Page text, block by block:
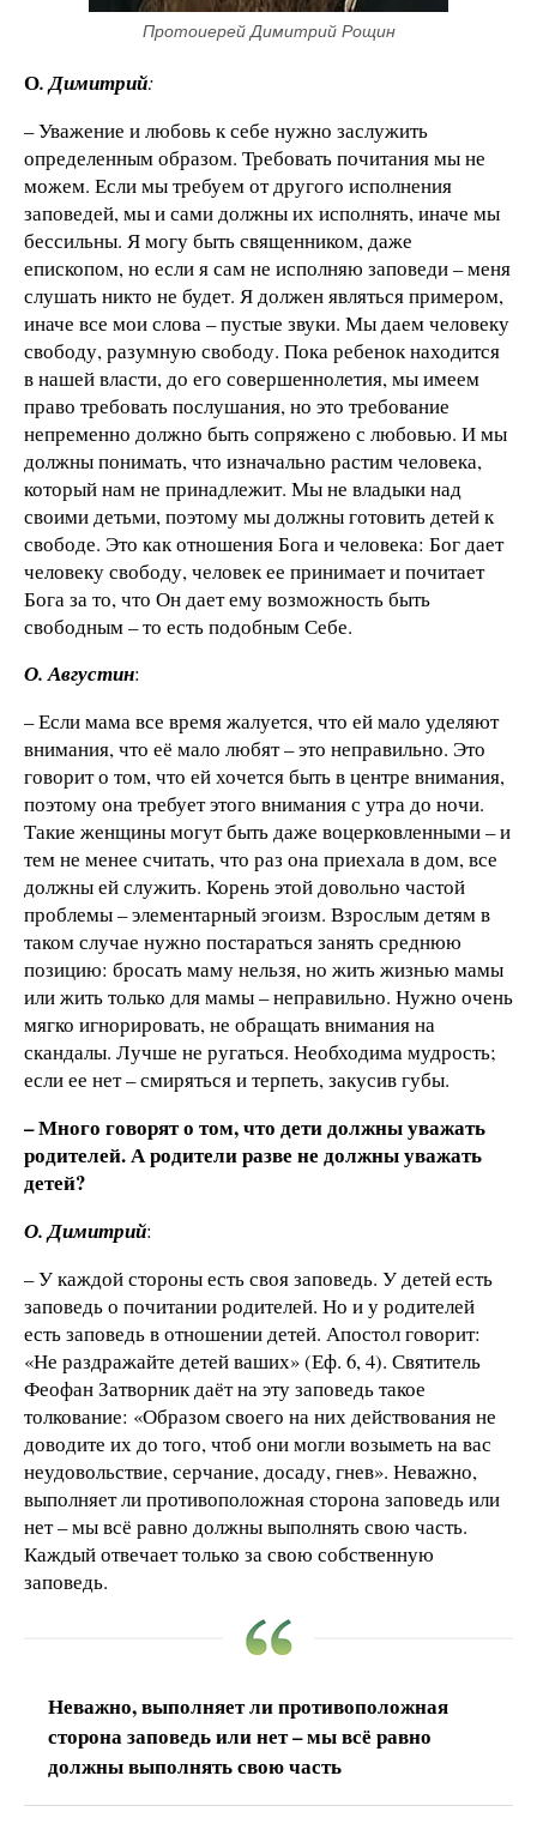
Протоиерей Димитрий Рощин
О. Димитрий:
– Уважение и любовь к себе нужно заслужить
определенным образом. Требовать почитания мы не
можем. Если мы требуем от другого исполнения
заповедей, мы и сами должны их исполнять, иначе мы
бессильны. Я могу быть священником, даже
епископом, но если я сам не исполняю заповеди – меня
слушать никто не будет. Я должен являться примером,
иначе все мои слова – пустые звуки. Мы даем человеку
свободу, разумную свободу. Пока ребенок находится
в нашей власти, до его совершеннолетия, мы имеем
право требовать послушания, но это требование
непременно должно быть сопряжено с любовью. И мы
должны понимать, что изначально растим человека,
который нам не принадлежит. Мы не владыки над
своими детьми, поэтому мы должны готовить детей к
свободе. Это как отношения Бога и человека: Бог дает
человеку свободу, человек ее принимает и почитает
Бога за то, что Он дает ему возможность быть
свободным – то есть подобным Себе.
О. Августин:
– Если мама все время жалуется, что ей мало уделяют
внимания, что её мало любят – это неправильно. Это
говорит о том, что ей хочется быть в центре внимания,
поэтому она требует этого внимания с утра до ночи.
Такие женщины могут быть даже воцерковленными – и
тем не менее считать, что раз она приехала в дом, все
должны ей служить. Корень этой довольно частой
проблемы – элементарный эгоизм. Взрослым детям в
таком случае нужно постараться занять среднюю
позицию: бросать маму нельзя, но жить жизнью мамы
или жить только для мамы – неправильно. Нужно очень
мягко игнорировать, не обращать внимания на
скандалы. Лучше не ругаться. Необходима мудрость;
если ее нет – смиряться и терпеть, закусив губы.
–Много говорят о том, что дети должны уважать
родителей. А родители разве не должны уважать
детей?
О. Димитрий:
– У каждой стороны есть своя заповедь. У детей есть
заповедь о почитании родителей. Но и у родителей
есть заповедь в отношении детей. Апостол говорит:
«Не раздражайте детей ваших» (Еф. 6, 4). Святитель
Феофан Затворник даёт на эту заповедь такое
толкование: «Образом своего на них действования не
доводите их до того, чтоб они могли возыметь на вас
неудовольствие, серчание, досаду, гнев». Неважно,
выполняет ли противоположная сторона заповедь или
нет – мы всё равно должны выполнять свою часть.
Каждый отвечает только за свою собственную
заповедь.
Неважно, выполняет ли противоположная
сторона заповедь или нет – мы всё равно
должны выполнять свою часть